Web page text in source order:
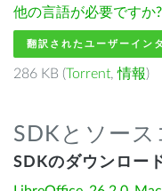
他の言語が必要ですか?
翻訳されたユーザーイン
286 KB (Torrent,情報)
SDKとソース
SDKのダウンロー